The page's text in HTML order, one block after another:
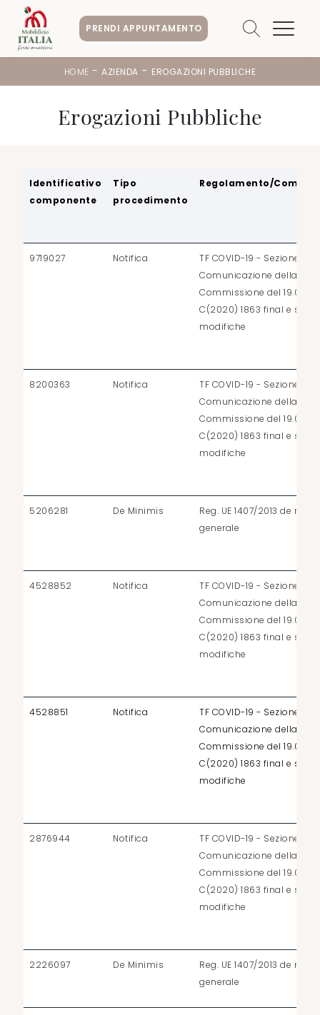
PRENDI APPUNTAMENTO
HOME -AZIENDA - EROGAZIONI PUBBLICHE
Erogazioni Pubbliche
Identificativo
componente
Tipo
procedimento
Regolamento/
9719027 Notifica
TF COVID-19 - Sezione 3.1
Comunicazione della
Commissione del
C(2020) 1863 final e
modifiche
8200363 Notifica
TF COVID-19 - Sezione 3.1
Comunicazione della
Commissione del
C(2020) 1863 final e
modifiche
5206281 De Minimis
Reg. UE 1407/2013 de
generale
4528852 Notifica
TF COVID-19 - Sezione 3.1
Comunicazione della
Commissione del
C(2020) 1863 final e
modifiche
4528851 Notifica
TF COVID-19 - Sezione 3.2
Comunicazione della
Commissione del
C(2020) 1863 final e
modifiche
2876944 Notifica
TF COVID-19 - Sezione 3.1
Comunicazione della
Commissione del
C(2020) 1863 final e
modifiche
2226097 De Minimis
Reg. UE 1407/2013 de
generale